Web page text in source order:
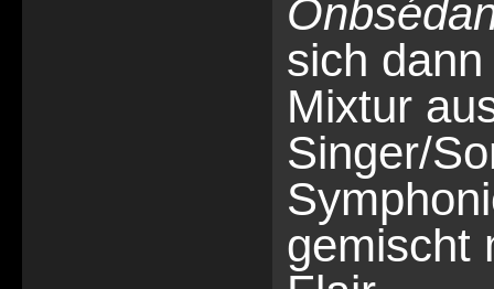
sich
Mixtur
Singer/
gemischt